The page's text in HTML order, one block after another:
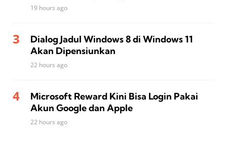
19 hours ago
Dialog Jadul Windows 8 di Windows 11
Akan Dipensiunkan
22 hours ago
Microsoft Reward Kini Bisa Login Pakai
Akun Google dan Apple
22 hours ago